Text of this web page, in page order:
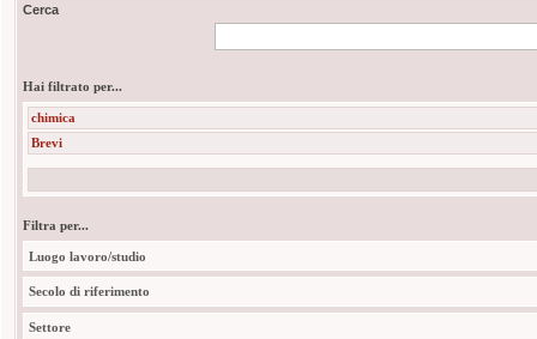
Cerca
Hai filtrato per...
chimica
Brevi
Filtra per...
Luogo lavoro/studio
Secolo di riferimento
Settore